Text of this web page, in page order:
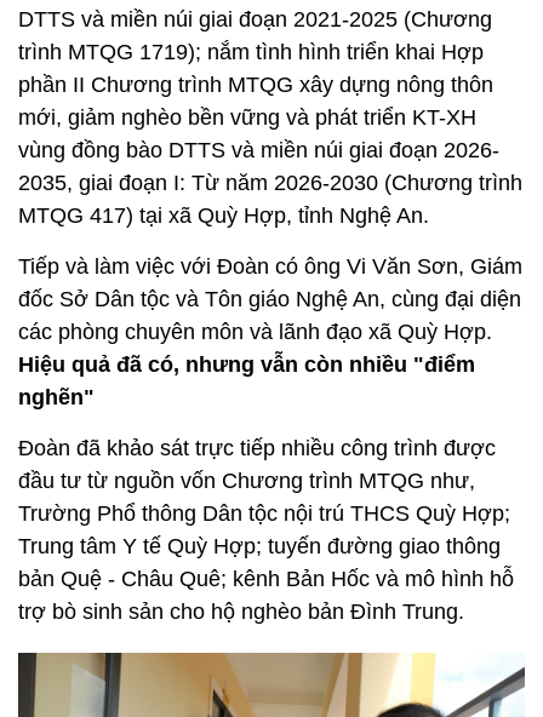
DTTS và miền núi giai đoạn 2021-2025 (Chương
trình MTQG 1719); nắm tình hình triển khai Hợp
phần II Chương trình MTQG xây dựng nông thôn
mới, giảm nghèo bền vững và phát triển KT-XH
vùng đồng bào DTTS và miền núi giai đoạn 2026-
2035, giai đoạn I: Từ năm 2026-2030 (Chương trình
MTQG 417) tại xã Quỳ Hợp, tỉnh Nghệ An.
Tiếp và làm việc với Đoàn có ông Vi Văn Sơn, Giám
đốc Sở Dân tộc và Tôn giáo Nghệ An, cùng đại diện
các phòng chuyên môn và lãnh đạo xã Quỳ Hợp.
Hiệu quả đã có, nhưng vẫn còn nhiều "điểm
nghẽn"
Đoàn đã khảo sát trực tiếp nhiều công trình được
đầu tư từ nguồn vốn Chương trình MTQG như,
Trường Phổ thông Dân tộc nội trú THCS Quỳ Hợp;
Trung tâm Y tế Quỳ Hợp; tuyến đường giao thông
bản Quệ - Châu Quê; kênh Bản Hốc và mô hình hỗ
trợ bò sinh sản cho hộ nghèo bản Đình Trung.